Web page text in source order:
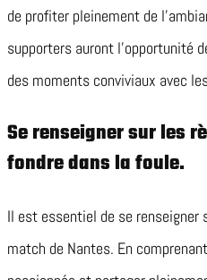
de profiter pleinement de
supporters auront l’opportunité
des moments conviviaux avec
Se renseigner sur les
fondre dans la foule.
Il est essentiel de se renseigner
match de Nantes. En